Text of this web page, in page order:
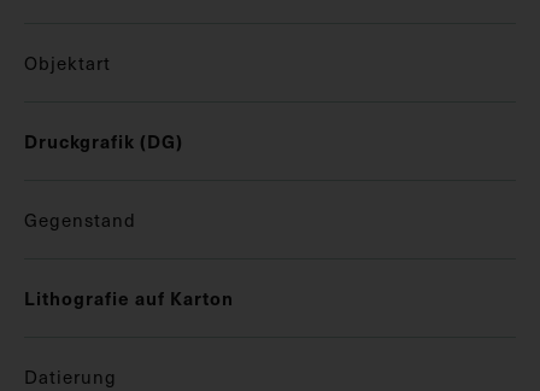
Objektart
Druckgrafik (DG)
Gegenstand
Lithografie auf Karton
Datierung